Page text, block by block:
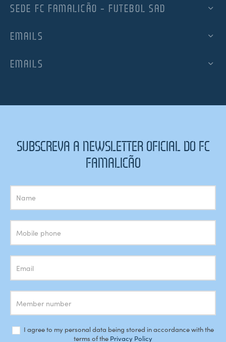
SEDE FC FAMALICÃO – FUTEBOL SAD
EMAILS
EMAILS
SUBSCREVA A NEWSLETTER OFICIAL DO FC
FAMALICÃO
Subscrição
Newsletter
I agree to my personal data being stored in accordance with the
terms of the Privacy Policy